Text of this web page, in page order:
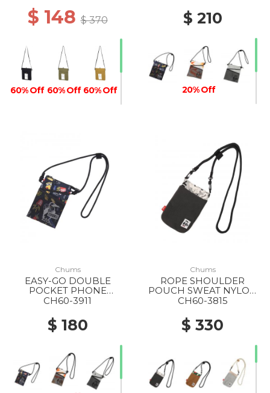
$ 148$ 370
60% Off 60% Off 60% Off
60% Off
$ 210
20% Off
30% Off
Chums
EASY-GO DOUBLE
POCKET PHONE
SHOULDER BAG Z407
CH60-3911
$ 180
Chums
ROPE SHOULDER
POUCH SWEAT NYLON
Z404 ONOMATOPE
CH60-3815
$ 330